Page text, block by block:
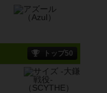
トップ50